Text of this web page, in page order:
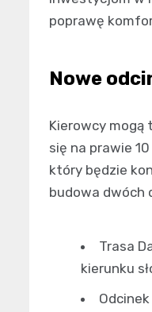
poprawę
Nowe
Kierowcy
się na prawie
który będzie
budowa dwóch
Trasa
kierunku